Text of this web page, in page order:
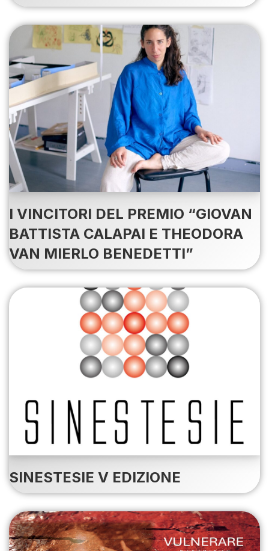
I VINCITORI DEL PREMIO “GIOVAN
BATTISTA CALAPAI E THEODORA
VAN MIERLO BENEDETTI”
SINESTESIE V EDIZIONE